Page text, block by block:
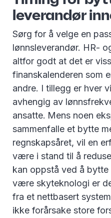
leverandør
Sørg for å velge en
lønnsleverandør. HR-
altfor godt at det er
finanskalenderen som
andre. I tillegg er hver
avhengig av
ansatte. Mens noen
sammenfalle et bytte
regnskapsåret, vil en
være i stand til å
kan oppstå ved å
være skyteknologi er
fra et nettbasert
ikke forårsake store